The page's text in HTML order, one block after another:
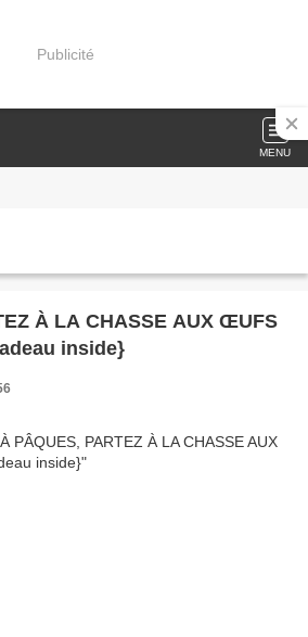
Publicité
MENU
À LA CHASSE AUX ŒUFS
inside}